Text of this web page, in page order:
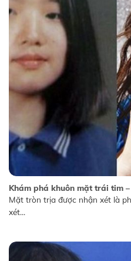
Khám phá khuôn mặt trái tim
Mặt tròn trịa được nhận xét là
xét...